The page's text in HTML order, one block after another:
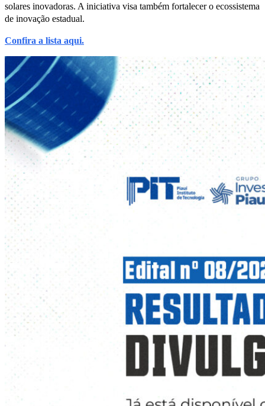
solares inovadoras. A iniciativa visa também fortalecer o ecossistema
de inovação estadual.
Confira a lista aqui.